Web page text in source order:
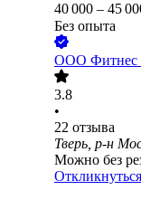
40 000 – 45
Без опыта
ООО Фитнес
3.8
•
22 отзыва
Тверь, р-н
Можно без
Откликнуться